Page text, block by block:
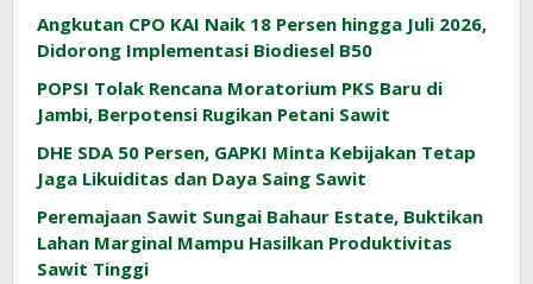
Angkutan CPO KAI Naik 18 Persen hingga Juli 2026,
Didorong Implementasi Biodiesel B50
POPSI Tolak Rencana Moratorium PKS Baru di
Jambi, Berpotensi Rugikan Petani Sawit
DHE SDA 50 Persen, GAPKI Minta Kebijakan Tetap
Jaga Likuiditas dan Daya Saing Sawit
Peremajaan Sawit Sungai Bahaur Estate, Buktikan
Lahan Marginal Mampu Hasilkan Produktivitas
Sawit Tinggi